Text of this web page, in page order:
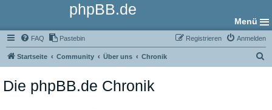
phpBB.de
Menü
FAQ Pastebin Anmelden
Registrieren
Startseite Community Über uns Chronik
Die phpBB.de Chronik